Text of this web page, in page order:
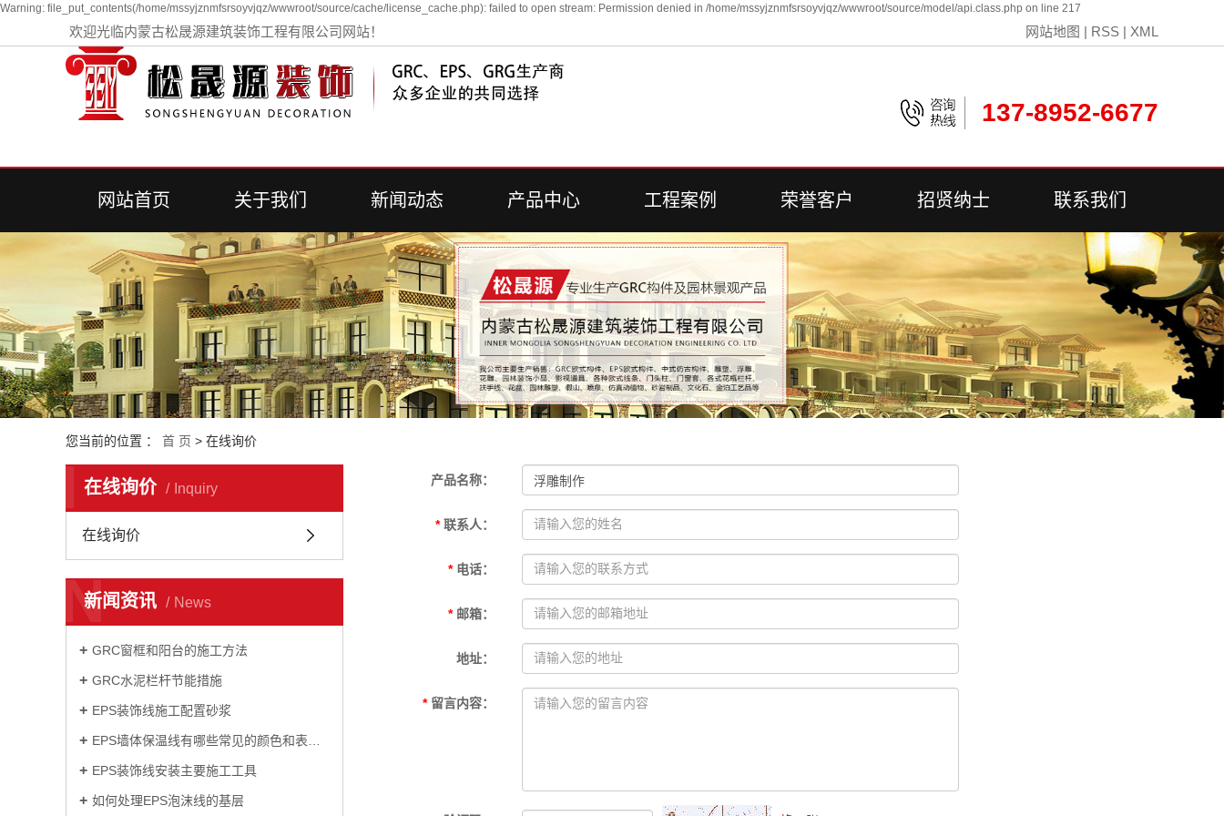
Warning: file_put_contents(/home/mssyjznmfsrsoyvjqz/wwwroot/source/cache/license_cache.php): failed to open stream: Permission denied in /home/mssyjznmfsrsoyvjqz/wwwroot/source/model/api.class.php on line 217
欢迎光临内蒙古松晟源建筑装饰工程有限公司网站！ 网站地图 | RSS | XML
137-8952-6677
网站首页 关于我们
公司简介
新闻动态
公司新闻
行业新闻
常见问答
产品中心
EPS
GRC
艺术围栏
雕塑系列
浮雕系列
古建装饰系列
影视场景道具系列
工程案例
工程案例
荣誉客户 招贤纳士 联系我们
联系我们
您当前的位置 ： 首 页 > 在线询价
在线询价 Inquiry
I
在线询价
新闻资讯 News
N
GRC窗框和阳台的施工方法
GRC水泥栏杆节能措施
EPS装饰线施工配置砂浆
EPS墙体保温线有哪些常见的颜色和表面处理方法？
EPS装饰线安装主要施工工具
如何处理EPS泡沫线的基层
产品名称：
* 联系人：
* 电话：
* 邮箱：
地址：
* 留言内容：